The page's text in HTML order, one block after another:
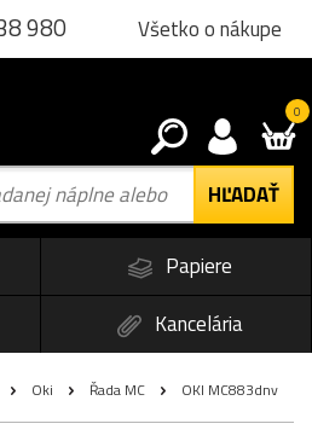
980 Všetko o nákupe
0
Papiere
Kancelária
Oki Řada MC OKI MC883dnv